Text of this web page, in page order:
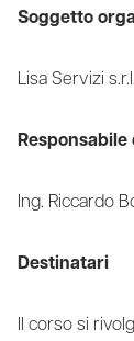
Soggetto
Lisa Servizi s.r.l.
Ing. Riccardo
Destinatari
Il corso si